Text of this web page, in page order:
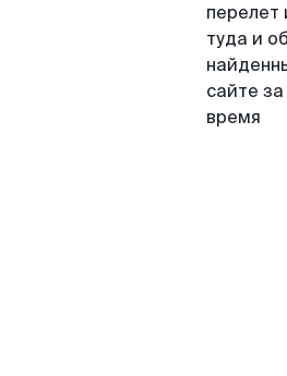
перелет
туда и
сайте
время